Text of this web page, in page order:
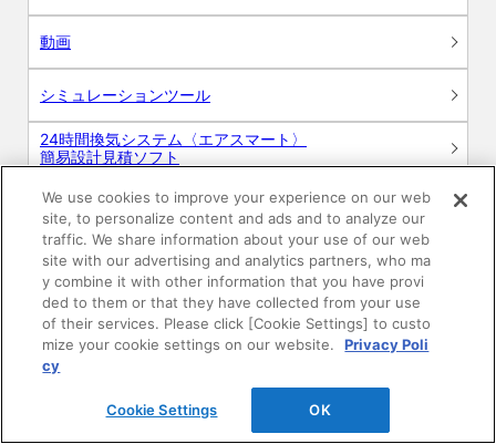
動画
シミュレーションツール
24時間換気システム〈エアスマート〉
簡易設計見積ソフト
R&Dセンター環境測定・分析サービス
商品マスター申し込み
電子公告 このWEBサイトについて
We use cookies to improve your experience on our web
site, to personalize content and ads and to analyze our
traffic. We share information about your use of our web
site with our advertising and analytics partners, who ma
y combine it with other information that you have provi
ded to them or that they have collected from your use
of their services. Please click [Cookie Settings] to custo
mize your cookie settings on our website.
Privacy Poli
cy
Cookie Settings OK